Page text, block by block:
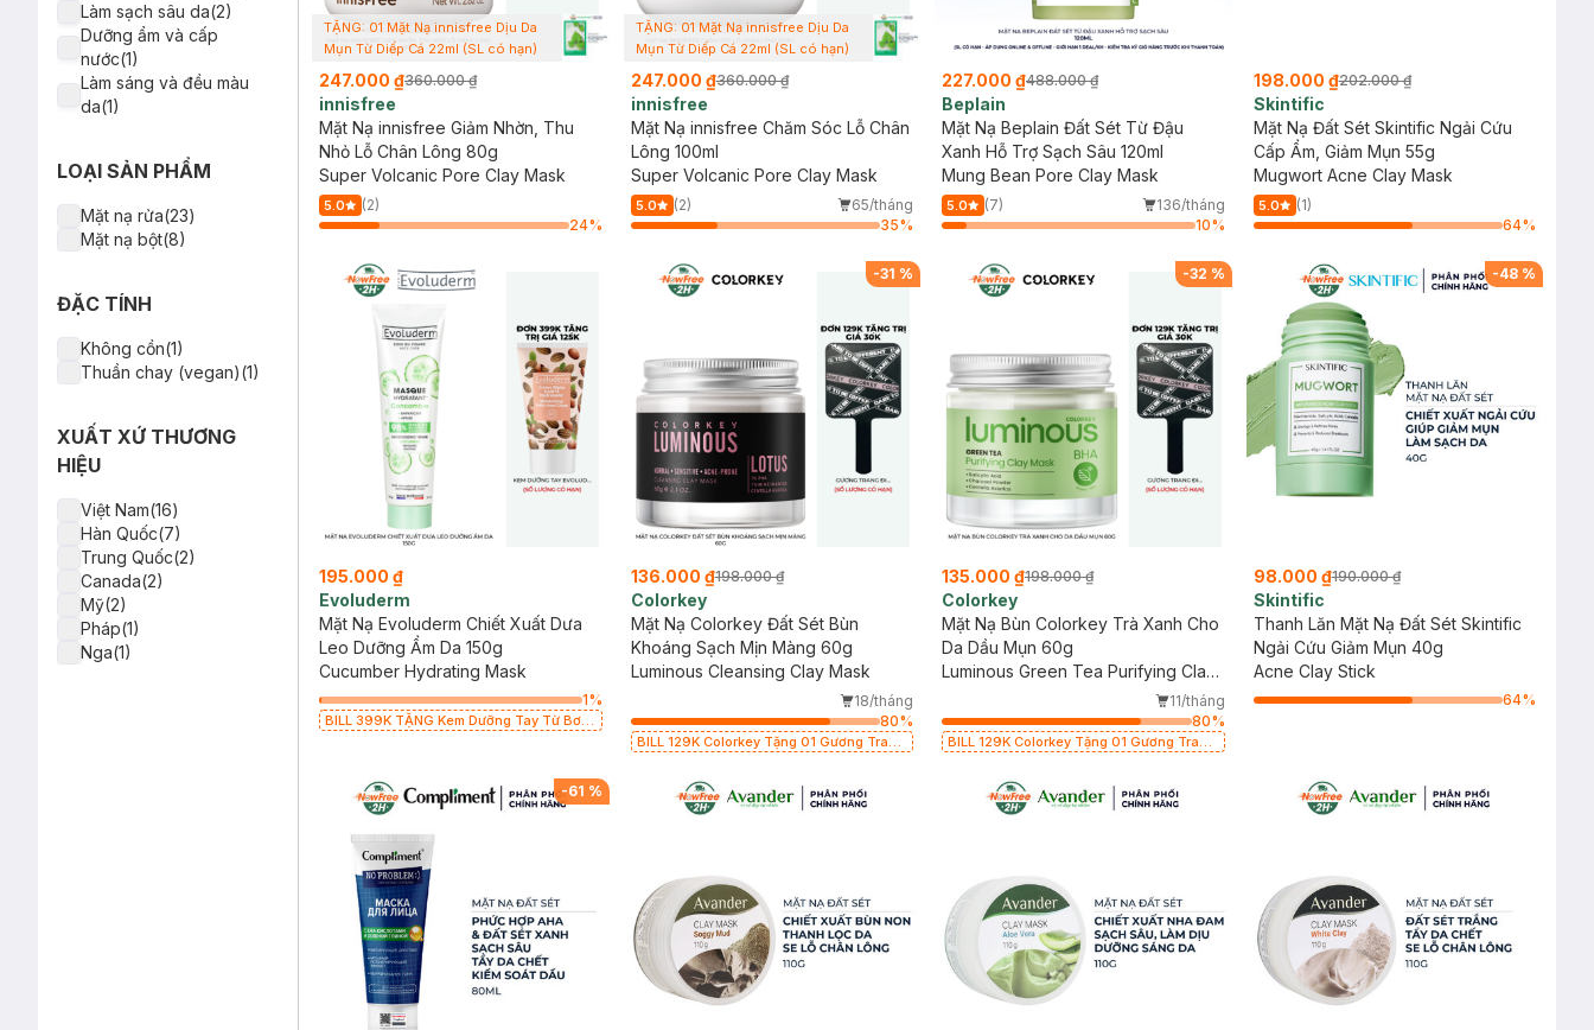
Làm sạch sâu da(2)
Dưỡng ẩm và cấp
nước(1)
Làm sáng và đều màu
da(1)
LOẠI SẢN PHẨM
Mặt nạ rửa(23)
Mặt nạ bột(8)
ĐẶC TÍNH
Không cồn(1)
Thuần chay (vegan)(1)
XUẤT XỨ THƯƠNG
HIỆU
Việt Nam(16)
Hàn Quốc(7)
Trung Quốc(2)
Canada(2)
Mỹ(2)
Pháp(1)
Nga(1)
TẶNG: 01 Mặt Nạ innisfree Dịu Da
Mụn Từ Diếp Cá 22ml (SL có hạn)
247.000 ₫360.000 ₫
innisfree
Mặt Nạ innisfree Giảm Nhờn, Thu
Nhỏ Lỗ Chân Lông 80g
Super Volcanic Pore Clay Mask
5.0
(2)
24%
TẶNG: 01 Mặt Nạ innisfree Dịu Da
Mụn Từ Diếp Cá 22ml (SL có hạn)
247.000 ₫360.000 ₫
innisfree
Mặt Nạ innisfree Chăm Sóc Lỗ Chân
Lông 100ml
Super Volcanic Pore Clay Mask
5.0 (2)
65/tháng
35%
227.000 ₫488.000 ₫
Beplain
Mặt Nạ Beplain Đất Sét Từ Đậu
Xanh Hỗ Trợ Sạch Sâu 120ml
Mung Bean Pore Clay Mask
5.0 (7)
136/tháng
10%
198.000 ₫202.000 ₫
Skintific
Mặt Nạ Đất Sét Skintific Ngải Cứu
Cấp Ẩm, Giảm Mụn 55g
Mugwort Acne Clay Mask
5.0
(1)
64%
195.000 ₫
Evoluderm
Mặt Nạ Evoluderm Chiết Xuất Dưa
Leo Dưỡng Ẩm Da 150g
Cucumber Hydrating Mask
1%
BILL 399K TẶNG Kem Dưỡng Tay Từ Bơ
-31 %
136.000 ₫198.000 ₫
Colorkey
Mặt Nạ Colorkey Đất Sét Bùn
Khoáng Sạch Mịn Màng 60g
Luminous Cleansing Clay Mask
18/tháng
80%
BILL 129K Colorkey Tặng 01 Gương Trang
-32 %
135.000 ₫198.000 ₫
Colorkey
Mặt Nạ Bùn Colorkey Trà Xanh Cho
Da Dầu Mụn 60g
Luminous Green Tea Purifying Clay
11/tháng
80%
BILL 129K Colorkey Tặng 01 Gương Trang
-48 %
98.000 ₫190.000 ₫
Skintific
Thanh Lăn Mặt Nạ Đất Sét Skintific
Ngải Cứu Giảm Mụn 40g
Acne Clay Stick
64%
-61 %